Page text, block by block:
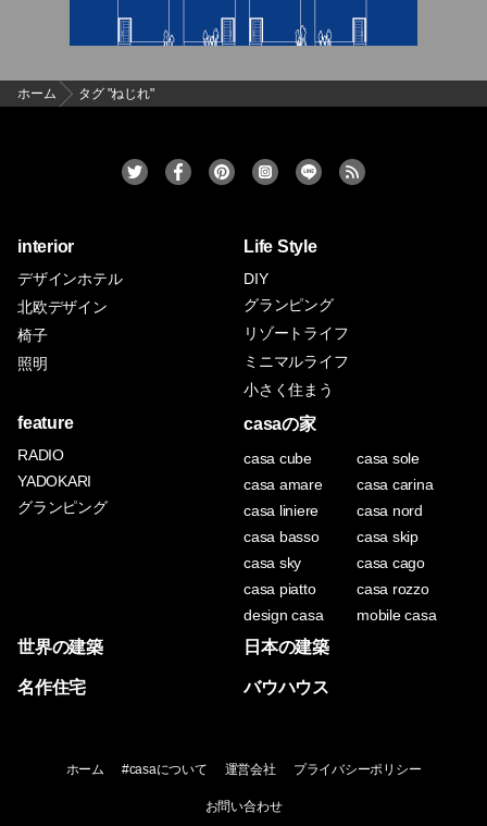
ホーム タグ "ねじれ"
interior
デザインホテル
北欧デザイン
椅子
照明
Life Style
DIY
グランピング
リゾートライフ
ミニマルライフ
小さく住まう
feature
RADIO
YADOKARI
グランピング
casaの家
casa cube
casa sole
casa amare
casa carina
casa liniere
casa nord
casa basso
casa skip
casa sky
casa cago
casa piatto
casa rozzo
design casa
mobile casa
世界の建築 日本の建築
名作住宅 バウハウス
ホーム #casaについて 運営会社 プライバシーポリシー
お問い合わせ